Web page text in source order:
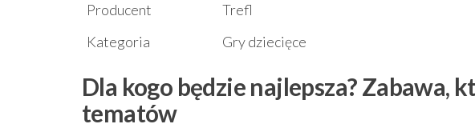
Producent
Trefl
Kategoria
Gry dziecięce
Dla kogo będzie najlepsza? Zabawa,
tematów